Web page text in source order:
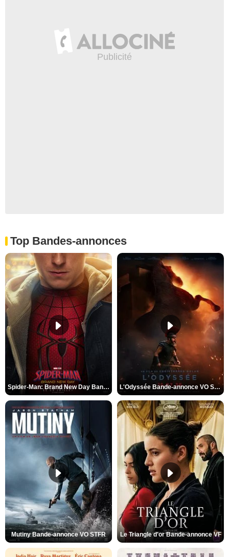
Top Bandes-annonces
Spider-Man: Brand New Day Bande-annonce VO STFR L'Odyssée Bande-annonce VO STFR
Mutiny Bande-annonce VO STFR Le Triangle d'or Bande-annonce VF